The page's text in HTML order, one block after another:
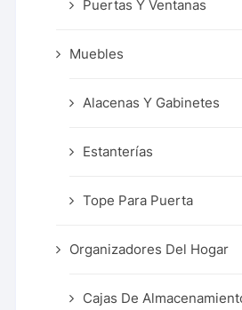
Puertas Y Ventanas
Muebles
Alacenas Y Gabinetes
Estanterías
Tope Para Puerta
Organizadores Del Hogar
Cajas De